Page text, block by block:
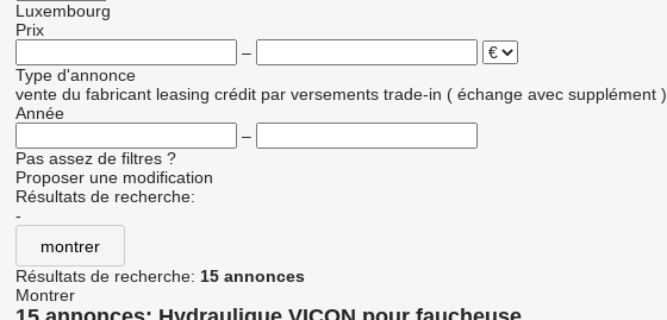
Luxembourg
Prix
–
Type d'annonce
vente du fabricant leasing crédit par versements trade-in ( échange avec supplément )
Année
–
Pas assez de filtres ?
Proposer une modification
Résultats de recherche:
-
montrer
Résultats de recherche: 15 annonces
Montrer